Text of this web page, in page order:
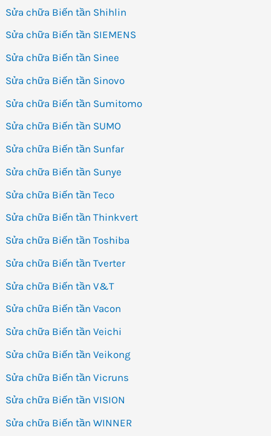
Sửa chữa Biến tần Shihlin
Sửa chữa Biến tần SIEMENS
Sửa chữa Biến tần Sinee
Sửa chữa Biến tần Sinovo
Sửa chữa Biến tần Sumitomo
Sửa chữa Biến tần SUMO
Sửa chữa Biến tần Sunfar
Sửa chữa Biến tần Sunye
Sửa chữa Biến tần Teco
Sửa chữa Biến tần Thinkvert
Sửa chữa Biến tần Toshiba
Sửa chữa Biến tần Tverter
Sửa chữa Biến tần V&T
Sửa chữa Biến tần Vacon
Sửa chữa Biến tần Veichi
Sửa chữa Biến tần Veikong
Sửa chữa Biến tần Vicruns
Sửa chữa Biến tần VISION
Sửa chữa Biến tần WINNER